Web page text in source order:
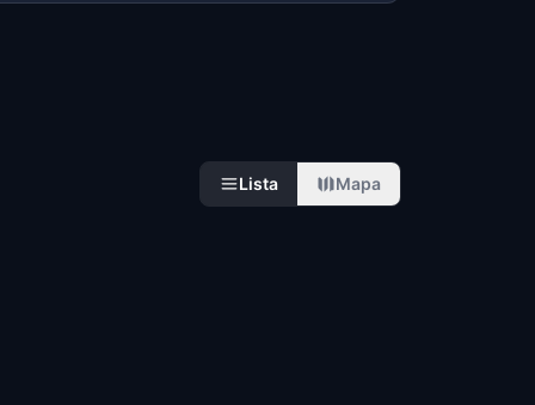
Lista Mapa